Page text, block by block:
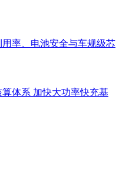
率、电池安全与车规级芯
体系 加快大功率快充基